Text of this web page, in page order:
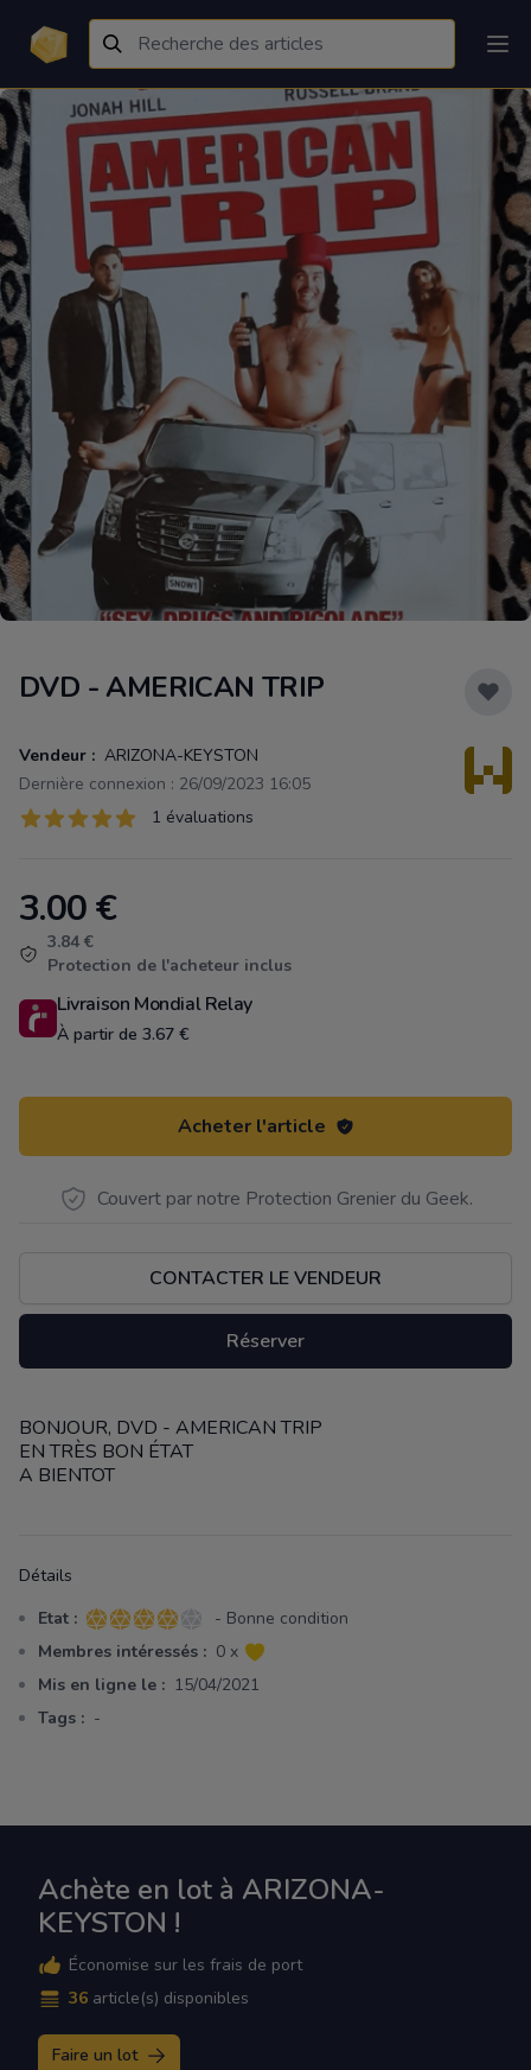
DVD - AMERICAN TRIP
Vendeur : ARIZONA-KEYSTON
Dernière connexion : 26/09/2023 16:05
Évaluations
1 sur 5 étoiles 1 évaluations
Product information
3.00€
3.84 €
Protection de l'acheteur inclus
Livraison Mondial Relay
À partir de 3.67 €
Acheter l'article
Couvert par notre Protection Grenier du Geek.
CONTACTER LE VENDEUR
Réserver
Description
BONJOUR, DVD - AMERICAN TRIP
EN TRÈS BON ÉTAT
A BIENTOT
Détails
Etat : 4 sur 5 étoiles
- Bonne condition
Membres intéressés : 0 x
Mis en ligne le : 15/04/2021
Tags : -
Achète en lot à ARIZONA-
KEYSTON !
Économise sur les frais de port
36 article(s) disponibles
Faire un lot